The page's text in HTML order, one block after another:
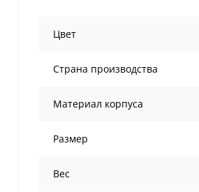
Цвет
Страна производства
Материал корпуса
Размер
Вес